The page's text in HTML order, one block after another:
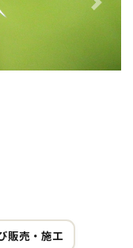
Next
販売・施工